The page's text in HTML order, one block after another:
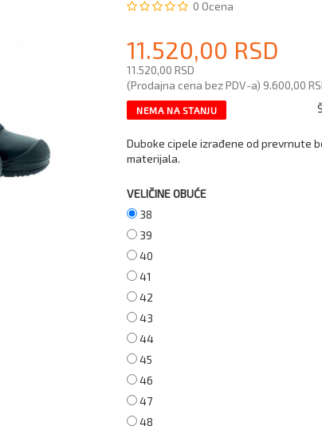
0 Ocena
11.520,00 RSD
11.520,00 RSD
(Prodajna cena bez PDV-a) 9.600,00
NEMA NA STANJU
Duboke cipele izrađene od prevrnute
materijala.
VELIČINE OBUĆE
38
39
40
41
42
43
44
45
46
47
48